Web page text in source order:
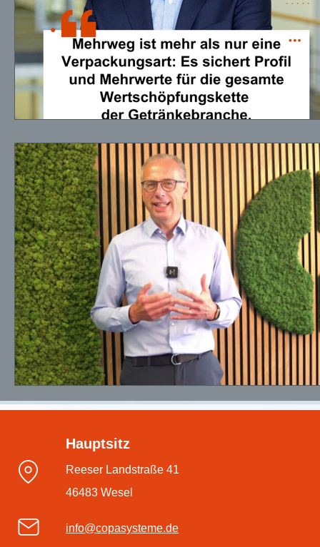
Hauptsitz
Reeser Landstraße 41
46483 Wesel
info@copasysteme.de